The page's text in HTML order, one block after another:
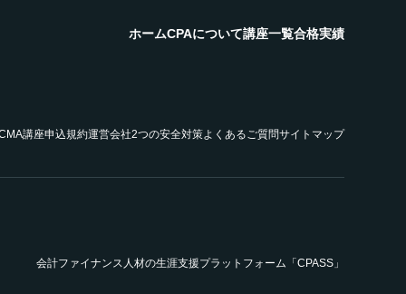
ホームCPAについて講座一覧合格実績
講座申込規約運営会社2つの安全対策よくあるご質問サイトマップ
会計ファイナンス人材の生涯支援プラットフォーム「CPASS」